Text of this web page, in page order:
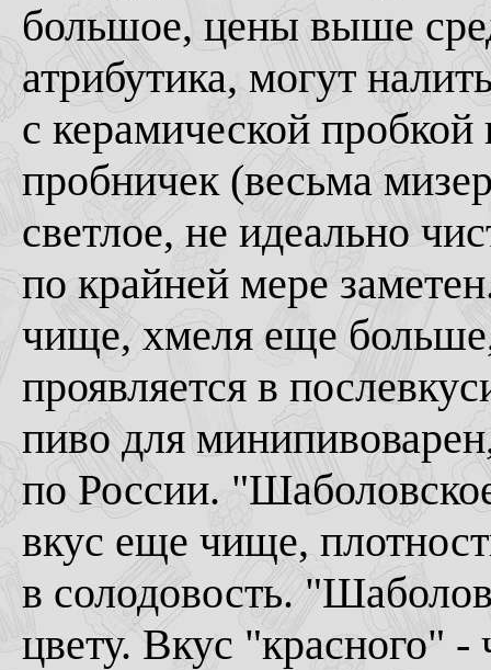
большое, цены выше
атрибутика, могут
с керамической
пробничек (весьма
светлое, не идеально
по крайней мере
чище, хмеля еще
проявляется в
пиво для
по России.
вкус еще чище,
в солодовость.
цвету. Вкус "красного" -